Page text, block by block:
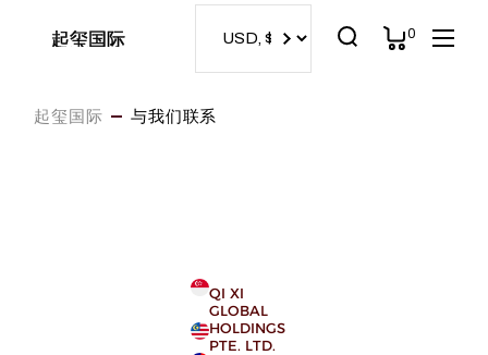
起玺国际 0
起玺国际 与我们联系
QI XI
GLOBAL
HOLDINGS
PTE. LTD.